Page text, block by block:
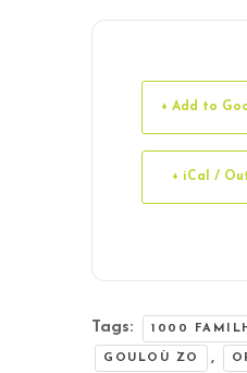
+ Add to
+ iCal /
Tags: 1000
GOULOÙ ZO ,